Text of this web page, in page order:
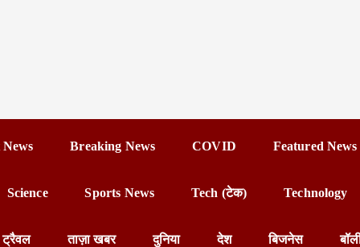
Breaking News COVID Featured News
Science Sports News Tech (टेक) Technology
ट्रैवल ताज़ा खबर दुनिया देश बिजनेस